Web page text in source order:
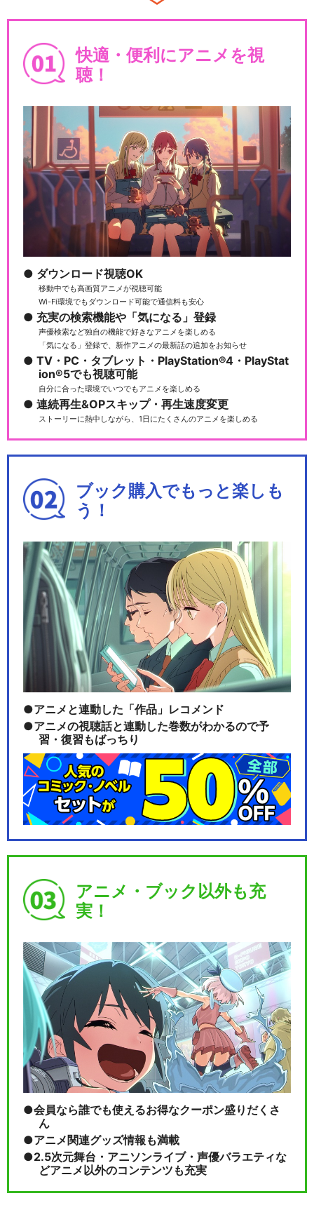
快適・便利にアニメを視
聴！
ダウンロード視聴OK
移動中でも高画質アニメが視聴可能
Wi-Fi環境でもダウンロード可能で通信料も安心
充実の検索機能や「気になる」登録
声優検索など独自の機能で好きなアニメを楽しめる
「気になる」登録で、新作アニメの最新話の追加をお知らせ
TV・PC・タブレット・PlayStation®4・PlayStat
ion®5でも視聴可能
自分に合った環境でいつでもアニメを楽しめる
連続再生&OPスキップ・再生速度変更
ストーリーに熱中しながら、1日にたくさんのアニメを楽しめる
ブック購入でもっと楽しも
う！
アニメと連動した「作品」レコメンド
アニメの視聴話と連動した巻数がわかるので予
習・復習もばっちり
アニメ・ブック以外も充
実！
会員なら誰でも使えるお得なクーポン盛りだくさ
ん
アニメ関連グッズ情報も満載
2.5次元舞台・アニソンライブ・声優バラエティな
どアニメ以外のコンテンツも充実